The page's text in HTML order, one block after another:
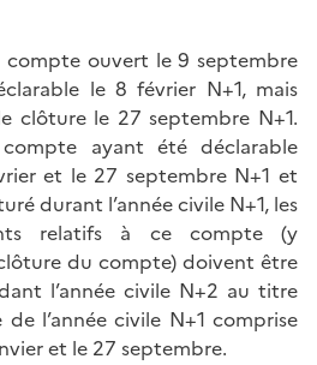
ouvert le 9 septembre
le 8 février N+1, mais
clôture le 27 septembre N+1.
ayant été déclarable
et le 27 septembre N+1 et
durant l’année civile N+1, les
relatifs à ce compte (y
du compte) doivent être
l’année civile N+2 au titre
l’année civile N+1 comprise
et le 27 septembre.